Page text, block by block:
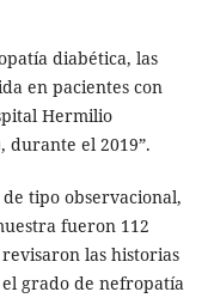
diabética, las
en pacientes con
Hermilio
durante el 2019”.
tipo observacional,
fueron 112
las historias
grado de nefropatía